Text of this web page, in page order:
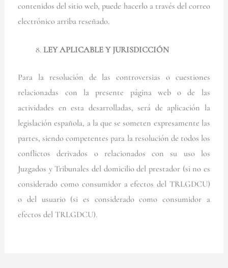
contenidos del sitio web, puede hacerlo a través del correo
electrónico arriba reseñado.
LEY APLICABLE Y JURISDICCIÓN
Para la resolución de las controversias o cuestiones
relacionadas con la presente página web o de las
actividades en esta desarrolladas, será de aplicación la
legislación española, a la que se someten expresamente las
partes, siendo competentes para la resolución de todos los
conflictos derivados o relacionados con su uso los
Juzgados y Tribunales del domicilio del prestador (si no es
considerado como consumidor a efectos del TRLGDCU)
o del usuario (si es considerado como consumidor a
efectos del TRLGDCU).